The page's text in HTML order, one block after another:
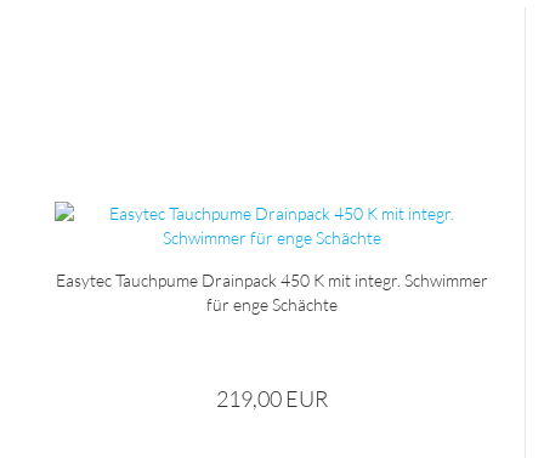
Easytec Tauchpume Drainpack 450 K mit integr. Schwimmer
für enge Schächte
219,00 EUR